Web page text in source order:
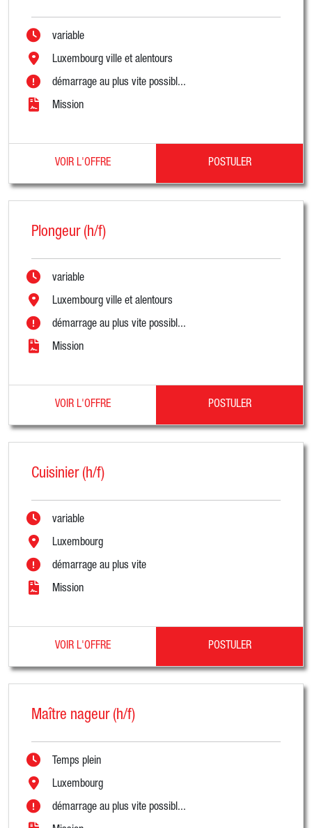
variable
Luxembourg ville et alentours
démarrage au plus vite possibl...
Mission
VOIR L'OFFRE POSTULER
Plongeur (h/f)
variable
Luxembourg ville et alentours
démarrage au plus vite possibl...
Mission
VOIR L'OFFRE POSTULER
Cuisinier (h/f)
variable
Luxembourg
démarrage au plus vite
Mission
VOIR L'OFFRE POSTULER
Maître nageur (h/f)
Temps plein
Luxembourg
démarrage au plus vite possibl...